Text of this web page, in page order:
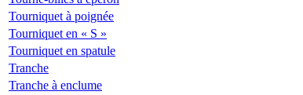
Tourniquet à poignée
Tourniquet en « S »
Tourniquet en spatule
Tranche
Tranche à enclume